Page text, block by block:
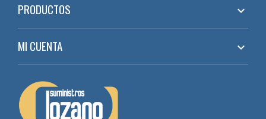
PRODUCTOS 
MI CUENTA 